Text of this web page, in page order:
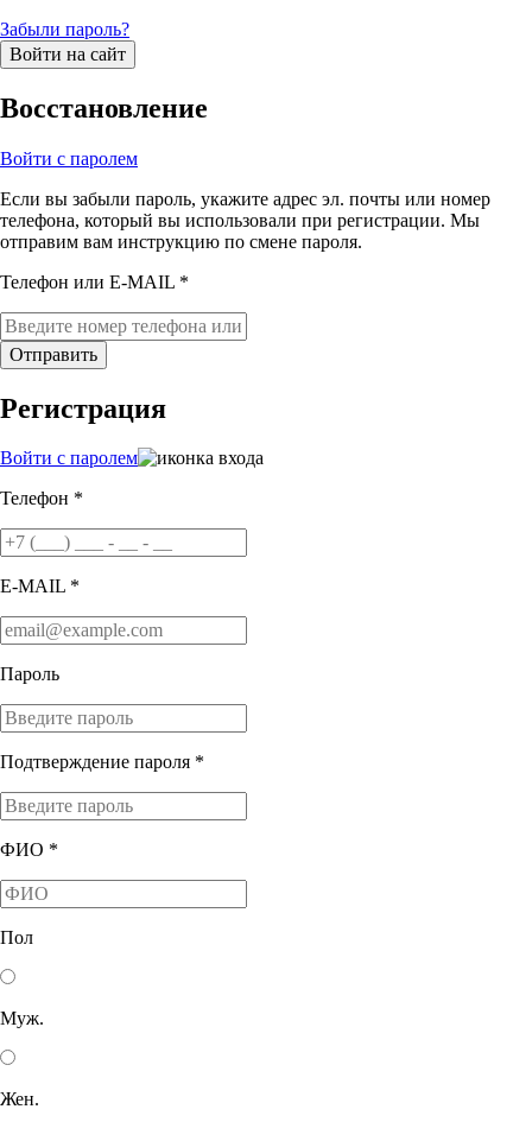
Забыли пароль?
Войти на сайт
Восстановление
Войти с паролем
Если вы забыли пароль, укажите адрес эл. почты или номер
телефона, который вы использовали при регистрации. Мы
отправим вам инструкцию по смене пароля.
Телефон или E-MAIL *
Отправить
Регистрация
Войти с паролем
Телефон *
E-MAIL *
Пароль
Подтверждение пароля *
ФИО *
Пол
Муж.
Жен.